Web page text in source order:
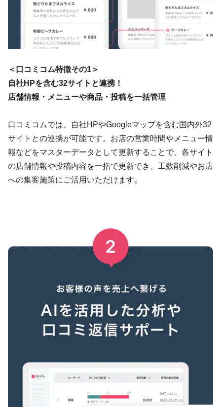
＜口コミコム特徴その1＞
自社HPを含む32サイトと連携！
店舗情報・メニューや商品・投稿を一括管理
口コミコムでは、自社HPやGoogleマップを含む国内外32
サイトとの連携が可能です。お店の営業時間やメニュー情
報などをマスターデータとして更新することで、各サイト
の店舗情報や投稿内容を一括で更新でき、工数削減やお店
への集客施策にご活用いただけます。